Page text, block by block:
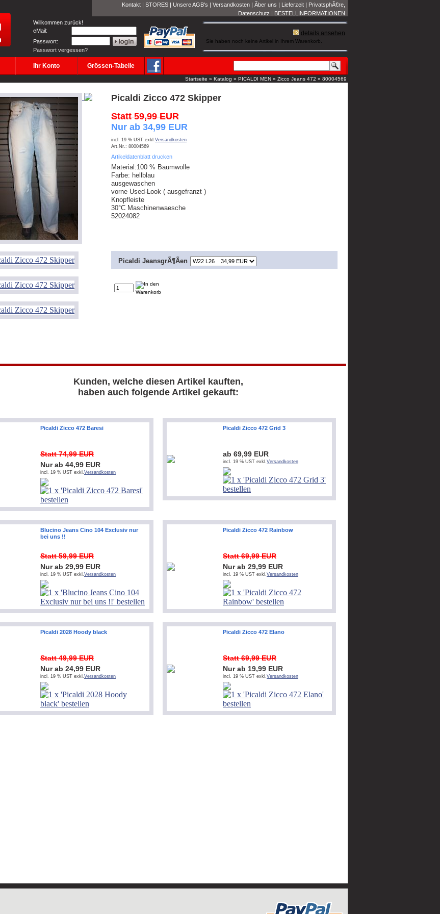
Kontakt | STORES | Unsere AGB's | Versandkosten | Ãber uns | Lieferzeit | PrivatsphÃ€re,
Datenschutz | BESTELLINFORMATIONEN
Willkommen zurück!
eMail:
Passwort:
Passwort vergessen?
details ansehen
Sie haben noch keine Artikel in Ihrem Warenkorb.
Ihr Konto Grössen-Tabelle
Startseite » Katalog » PICALDI MEN » Zicco Jeans 472 » 80004569
Picaldi Zicco 472 Skipper
Statt 59,99 EUR
Nur ab 34,99 EUR
incl. 19 % UST exkl.Versandkosten
Art.Nr.: 80004569
Artikeldatenblatt drucken
Material:100 % Baumwolle
Farbe: hellblau
ausgewaschen
vorne Used-Look ( ausgefranzt )
Knopfleiste
30°C Maschinenwaesche
52024082
Picaldi JeansgrÃ¶Ãen
Kunden, welche diesen Artikel kauften,
haben auch folgende Artikel gekauft:
Picaldi Zicco 472 Baresi
Statt 74,99 EUR
Nur ab 44,99 EUR
incl. 19 % UST exkl.Versandkosten
Picaldi Zicco 472 Grid 3
ab 69,99 EUR
incl. 19 % UST exkl.Versandkosten
Blucino Jeans Cino 104 Exclusiv nur
bei uns !!
Statt 59,99 EUR
Nur ab 29,99 EUR
incl. 19 % UST exkl.Versandkosten
Picaldi Zicco 472 Rainbow
Statt 69,99 EUR
Nur ab 29,99 EUR
incl. 19 % UST exkl.Versandkosten
Picaldi 2028 Hoody black
Statt 49,99 EUR
Nur ab 24,99 EUR
incl. 19 % UST exkl.Versandkosten
Picaldi Zicco 472 Elano
Statt 69,99 EUR
Nur ab 19,99 EUR
incl. 19 % UST exkl.Versandkosten